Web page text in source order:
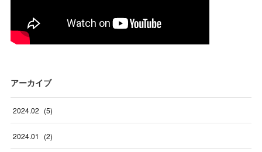
アーカイブ
2024.02 (5)
2024.01 (2)